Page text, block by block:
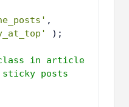
);
in article
posts